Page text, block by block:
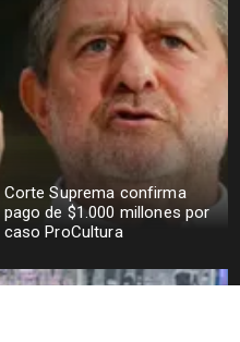
Corte Suprema confirma
pago de $1.000 millones por
caso ProCultura